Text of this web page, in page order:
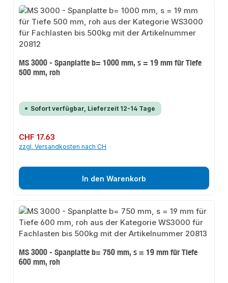
MS 3000 - Spanplatte b= 1000 mm, s = 19 mm für Tiefe
500 mm, roh
Sofort verfügbar, Lieferzeit 12-14 Tage
Regulärer Preis:
CHF 17.63
zzgl. Versandkosten nach CH
In den Warenkorb
MS 3000 - Spanplatte b= 750 mm, s = 19 mm für Tiefe
600 mm, roh